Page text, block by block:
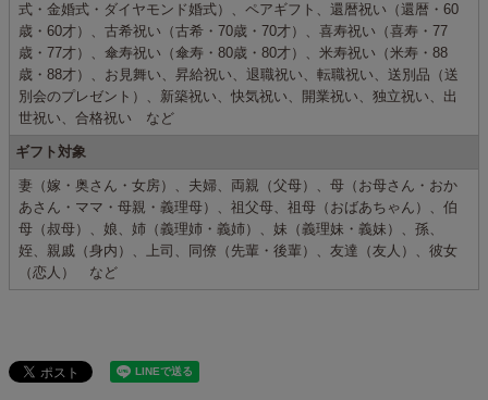
式・金婚式・ダイヤモンド婚式）、ペアギフト、還暦祝い（還暦・60
歳・60才）、古希祝い（古希・70歳・70才）、喜寿祝い（喜寿・77
歳・77才）、傘寿祝い（傘寿・80歳・80才）、米寿祝い（米寿・88
歳・88才）、お見舞い、昇給祝い、退職祝い、転職祝い、送別品（送
別会のプレゼント）、新築祝い、快気祝い、開業祝い、独立祝い、出
世祝い、合格祝い など
ギフト対象
妻（嫁・奥さん・女房）、夫婦、両親（父母）、母（お母さん・おか
あさん・ママ・母親・義理母）、祖父母、祖母（おばあちゃん）、伯
母（叔母）、娘、姉（義理姉・義姉）、妹（義理妹・義妹）、孫、
姪、親戚（身内）、上司、同僚（先輩・後輩）、友達（友人）、彼女
（恋人） など